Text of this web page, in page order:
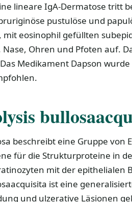
lineare IgA-Dermatose tritt
pustulöse und
mit eosinophil gefüllten
Ohren und Pfoten auf.
Medikament Dapson
beschreibt eine Gruppe von
für die Strukturproteine in
mit der epithelialen
ist eine
und ulzerative Läsionen